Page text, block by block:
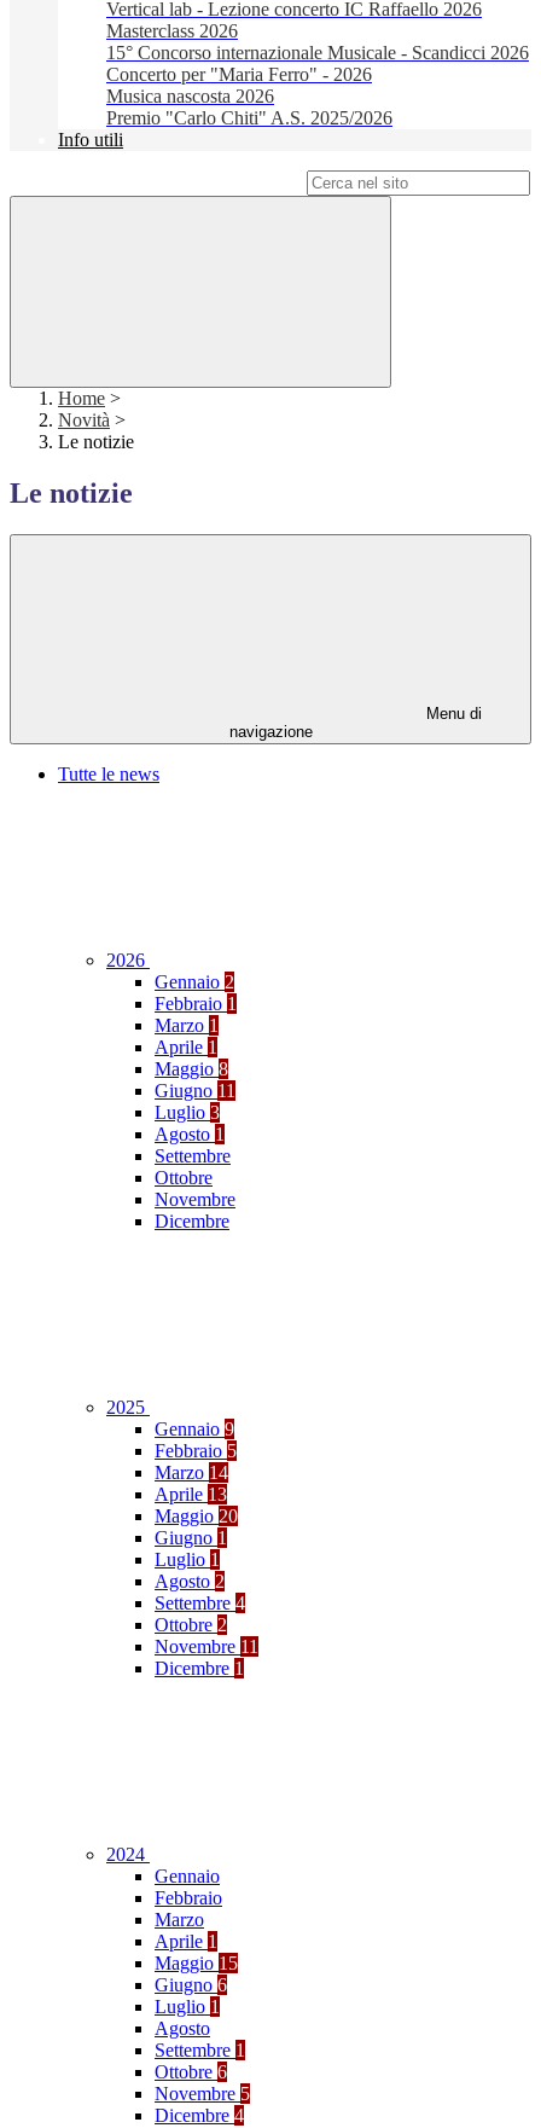
Vertical lab - Lezione concerto IC Raffaello 2026
Masterclass 2026
15° Concorso internazionale Musicale - Scandicci 2026
Concerto per "Maria Ferro" - 2026
Musica nascosta 2026
Premio "Carlo Chiti" A.S. 2025/2026
Info utili
Home >
Novità >
Le notizie
Le notizie
Menu di
navigazione
Tutte le news
2026
Gennaio 2
Febbraio 1
Marzo 1
Aprile 1
Maggio 8
Giugno 11
Luglio 3
Agosto 1
Settembre
Ottobre
Novembre
Dicembre
2025
Gennaio 9
Febbraio 5
Marzo 14
Aprile 13
Maggio 20
Giugno 1
Luglio 1
Agosto 2
Settembre 4
Ottobre 2
Novembre 11
Dicembre 1
2024
Gennaio
Febbraio
Marzo
Aprile 1
Maggio 15
Giugno 6
Luglio 1
Agosto
Settembre 1
Ottobre 6
Novembre 5
Dicembre 4